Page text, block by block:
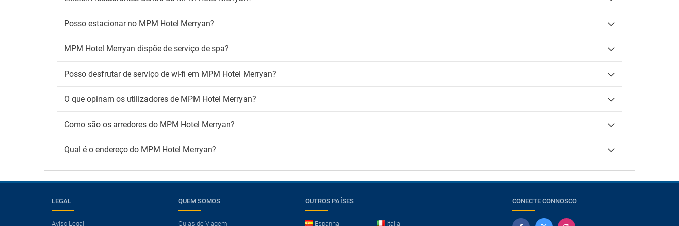
Posso estacionar no MPM Hotel Merryan?
MPM Hotel Merryan dispõe de serviço de spa?
Posso desfrutar de serviço de wi-fi em MPM Hotel Merryan?
O que opinam os utilizadores de MPM Hotel Merryan?
Como são os arredores do MPM Hotel Merryan?
Qual é o endereço do MPM Hotel Merryan?
LEGAL
Aviso Legal
QUEM SOMOS
Guias de Viagem
OUTROS PAÍSES
Espanha Italia
CONECTE CONNOSCO